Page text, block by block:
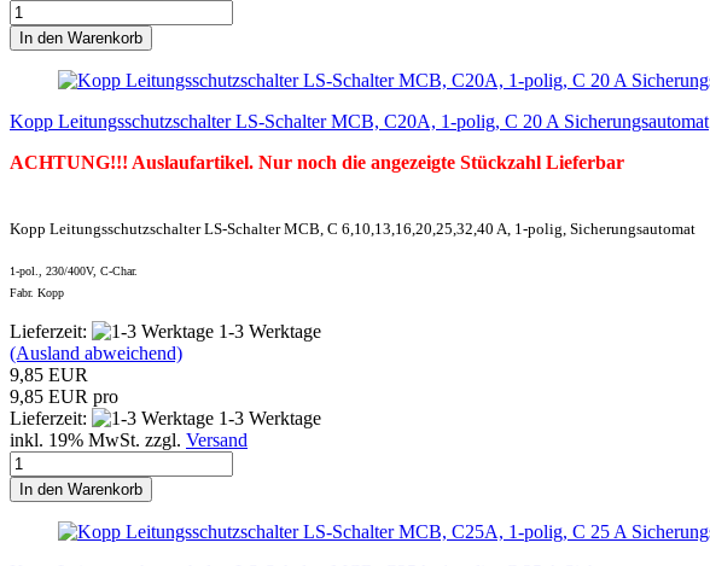
In den Warenkorb
Kopp Leitungsschutzschalter LS-Schalter MCB, C20A, 1-polig, C 20 A Sicherungsautomat
ACHTUNG!!! Auslaufartikel. Nur noch die angezeigte Stückzahl Lieferbar
Kopp Leitungsschutzschalter LS-Schalter MCB, C 6,10,13,16,20,25,32,40 A, 1-polig, Sicherungsautomat
1-pol., 230/400V, C-Char.
Fabr. Kopp
Lieferzeit:
1-3 Werktage
(Ausland abweichend)
9,85 EUR
9,85 EUR pro
Lieferzeit:
1-3 Werktage
inkl. 19% MwSt. zzgl. Versand
In den Warenkorb